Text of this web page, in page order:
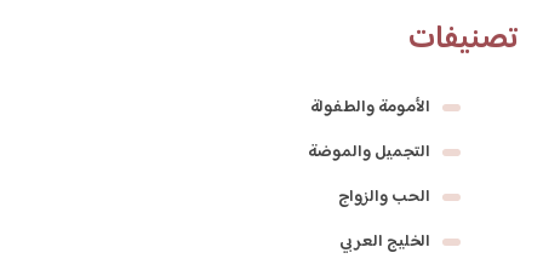
تصنيفات
الأمومة والطفولة
التجميل والموضة
الحب والزواج
الخليج العربي